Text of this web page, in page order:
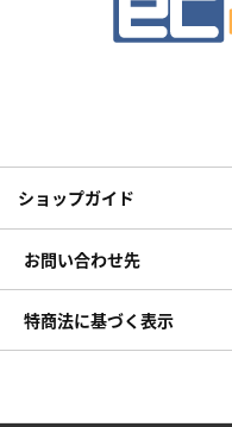
ショップガイド
お問い合わせ先
特商法に基づく表示